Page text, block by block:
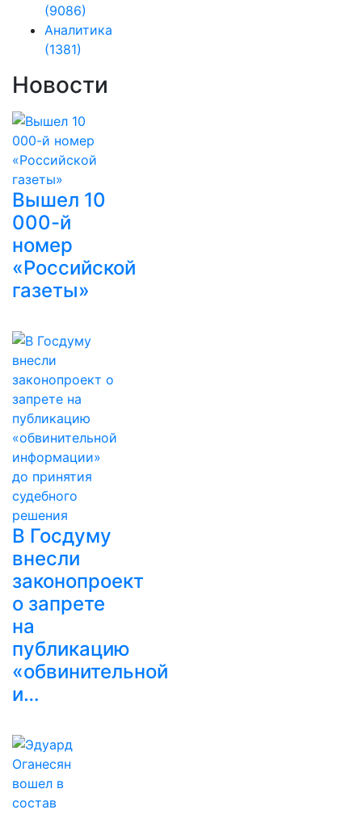
(9086)
Аналитика
(1381)
Новости
Вышел 10
000-й
номер
«Российской
газеты»
В Госдуму
внесли
законопроект
о запрете
на
публикацию
«обвинительной
и…